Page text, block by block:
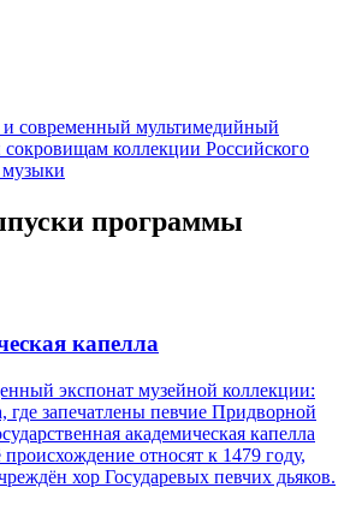
современный мультимедийный
коллекции Российского
музыки
программы
капелла
экспонат музейной коллекции:
где запечатлены певчие Придворной
академическая капелла
относят к 1479 году,
хор Государевых певчих дьяков.